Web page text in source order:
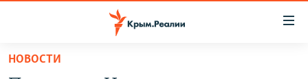
Вернуться
НОВОСТИ